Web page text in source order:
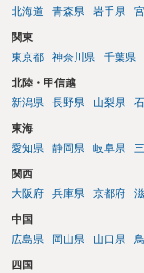
北海道
青森県 岩手県
関東
東京都
神奈川県 千葉県
北陸・甲信越
新潟県
長野県 山梨県
東海
愛知県
静岡県 岐阜県
関西
大阪府
兵庫県 京都府
中国
広島県
岡山県 山口県
四国